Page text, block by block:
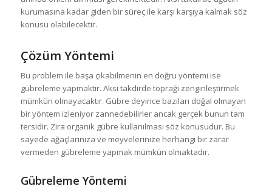
kurumasına kadar giden bir süreç ile karşı karşıya kalmak söz
konusu olabilecektir.
Çözüm Yöntemi
Bu problem ile başa çıkabilmenin en doğru yöntemi ise
gübreleme yapmaktır. Aksi takdirde toprağı zenginleştirmek
mümkün olmayacaktır. Gübre deyince bazıları doğal olmayan
bir yöntem izleniyor zannedebilirler ancak gerçek bunun tam
tersidir. Zira organik gübre kullanılması söz konusudur. Bu
sayede ağaçlarınıza ve meyvelerinize herhangi bir zarar
vermeden gübreleme yapmak mümkün olmaktadır.
Gübreleme Yöntemi